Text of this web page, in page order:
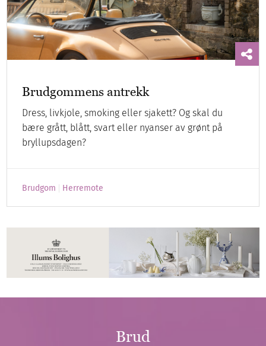
Brudgommens antrekk
Dress, livkjole, smoking eller sjakett? Og skal du
bære grått, blått, svart eller nyanser av grønt på
bryllupsdagen?
Brudgom Herremote
Brud